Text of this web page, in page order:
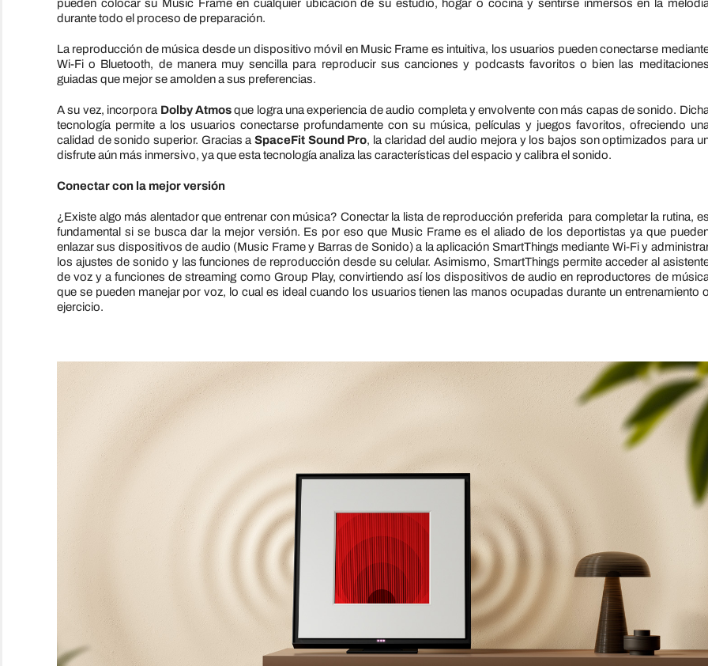
pueden colocar su Music Frame en cualquier ubicación de su estudio, hogar o cocina y sentirse inmersos en la melodía
durante todo el proceso de preparación.
La reproducción de música desde un dispositivo móvil en Music Frame es intuitiva, los usuarios pueden conectarse
Wi-Fi o Bluetooth, de manera muy sencilla para reproducir sus canciones y podcasts favoritos o bien las meditaciones
guiadas que mejor se amolden a sus preferencias.
A su vez, incorpora Dolby Atmosque logra una experiencia de audio completa y envolvente con más capas de sonido. Dicha
tecnología permite a los usuarios conectarse profundamente con su música, películas y juegos favoritos, ofreciendo una
calidad de sonido superior. Gracias a SpaceFit Sound Pro, la claridad del audio mejora y los bajos son optimizados para
disfrute aún más inmersivo, ya que esta tecnología analiza las características del espacio y calibra el sonido.
Conectar con la mejor versión
¿Existe algo más alentador que entrenar con música? Conectar la lista de reproducción preferida para completar la rutina, es
fundamental si se busca dar la mejor versión. Es por eso que Music Frame es el aliado de los deportistas ya que
enlazar sus dispositivos de audio (Music Frame y Barras de Sonido) a la aplicación SmartThings mediante Wi-Fi y
los ajustes de sonido y las funciones de reproducción desde su celular. Asimismo, SmartThings permite acceder al
de voz y a funciones de streaming como Group Play, convirtiendo así los dispositivos de audio en reproductores de música
que se pueden manejar por voz, lo cual es ideal cuando los usuarios tienen las manos ocupadas durante un entrenamiento o
ejercicio.